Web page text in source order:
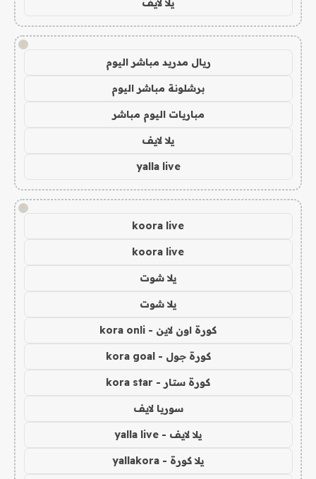
!
ريال مدريد مباشر اليوم
برشلونة مباشر اليوم
مباريات اليوم مباشر
يلا لايف
yalla live
!
koora live
koora live
يلا شوت
يلا شوت
كورة اون لاين - kora onli
كورة جول - kora goal
كورة ستار - kora star
سوريا لايف
يلا لايف - yalla live
يلا كورة - yallakora